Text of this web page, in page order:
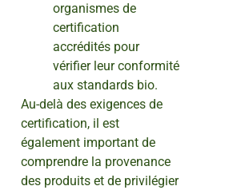
organismes de
certification
accrédités pour
vérifier leur conformité
aux standards bio.
Au-delà des exigences de
certification, il est
également important de
comprendre la provenance
des produits et de privilégier